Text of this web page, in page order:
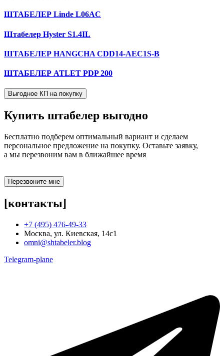
ШТАБЕЛЕР Linde L06AC
Штабелер Hyster S1.4IL
ШТАБЕЛЕР HANGCHA CDD14-AEC1S-B
ШТАБЕЛЕР ATLET PDP 200
Выгодное КП на покупку
Купить штабелер выгодно
Бесплатно подберем оптимальный вариант и сделаем
персональное предложение на покупку. Оставьте заявку,
а мы перезвоним вам в ближайшее время
Перезвоните мне
[контакты]
+7 (495) 476-49-33
Москва, ул. Киевская, 14с1
omni@shtabeler.blog
Telegram-plane